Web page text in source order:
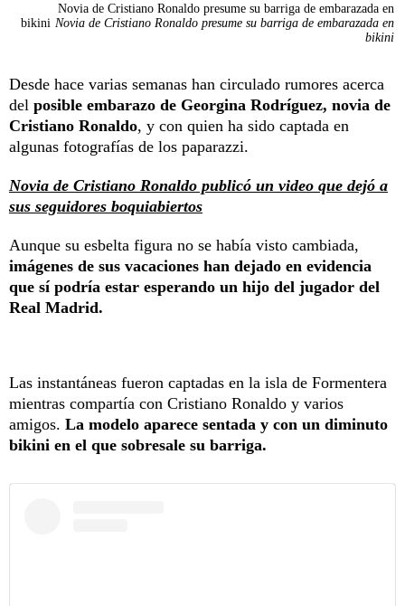
Novia de Cristiano Ronaldo presume su barriga de embarazada en
bikini Novia de Cristiano Ronaldo presume su barriga de embarazada en
bikini
Desde hace varias semanas han circulado rumores acerca
del posible embarazo de Georgina Rodríguez, novia de
Cristiano Ronaldo, y con quien ha sido captada en
algunas fotografías de los paparazzi.
Novia de Cristiano Ronaldo publicó un video que dejó a
sus seguidores boquiabiertos
Aunque su esbelta figura no se había visto cambiada,
imágenes de sus vacaciones han dejado en evidencia
que sí podría estar esperando un hijo del jugador del
Real Madrid.
Las instantáneas fueron captadas en la isla de Formentera
mientras compartía con Cristiano Ronaldo y varios
amigos. La modelo aparece sentada y con un diminuto
bikini en el que sobresale su barriga.